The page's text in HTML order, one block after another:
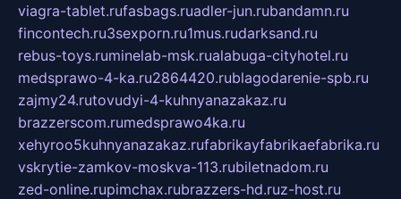
viagra-tablet.rufasbags.ruadler-jun.rubandamn.ru
fincontech.ru3sexporn.ru1mus.rudarksand.ru
rebus-toys.ruminelab-msk.rualabuga-cityhotel.ru
medsprawo-4-ka.ru2864420.rublagodarenie-spb.ru
zajmy24.rutovudyi-4-kuhnyanazakaz.ru
brazzerscom.rumedsprawo4ka.ru
xehyroo5kuhnyanazakaz.rufabrikayfabrikaefabrika.ru
vskrytie-zamkov-moskva-113.rubiletnadom.ru
zed-online.rupimchax.rubrazzers-hd.ruz-host.ru